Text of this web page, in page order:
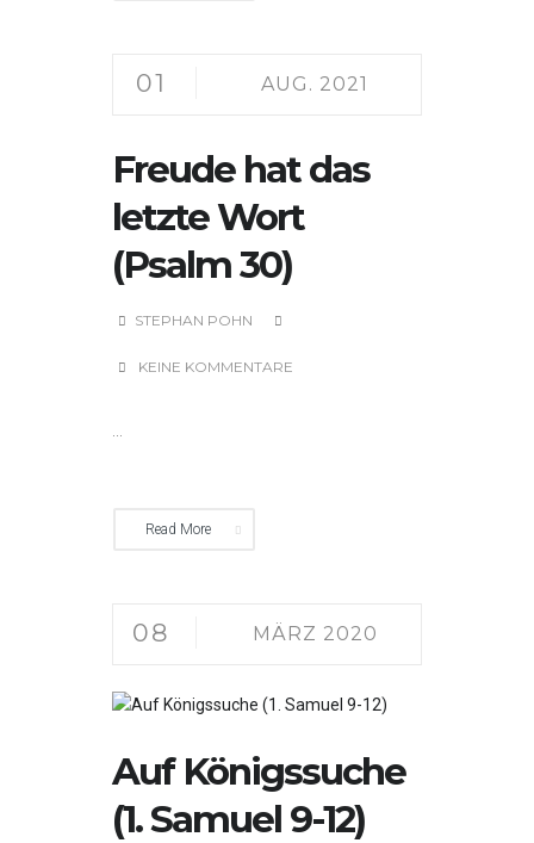
01 AUG. 2021
Freude hat das
letzte Wort
(Psalm 30)
STEPHAN POHN
KEINE KOMMENTARE
...
Read More
08 MÄRZ 2020
Auf Königssuche
(1. Samuel 9-12)